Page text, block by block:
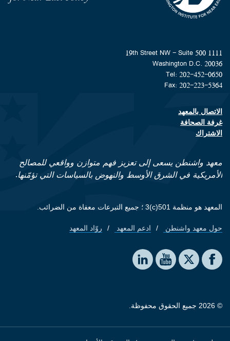
1111 19th Street NW - Suite 500
Washington D.C. 20036
Tel: 202-452-0650
Fax: 202-223-5364
Footer contact links
الاتصال بالمعهد
غرفة الصحافة
الاشتراك
معهد واشنطن يسعى إلى تعزيز فهم متوازن وواقعي للمصالح
الأمريكية في الشرق الأوسط والنهوض بالسياسات التي تؤمّنها.
المعهد هو منظمة 501(c)3 ؛ جميع التبرعات معفاة من الضرائب.
Footer quick links
حول معهد واشنطن ادعم المعهد روّاد المعهد
Social media
The Washington Institute on Facebook
The Washington Institute on X
The Washington Institute on YouTube
The Washington Institute on LinkedIn
© 2026 جميع الحقوق محفوظة.